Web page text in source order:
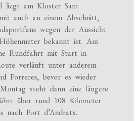
liegt am Kloster Sant
auch an einem Abschnitt,
wegen der Aussicht
bekannt ist. Am
Rundfahrt mit Start in
verläuft unter anderem
Porreres, bevor es wieder
steht dann eine längere
über rund 108 Kilometer
nach Port d’Andratx.